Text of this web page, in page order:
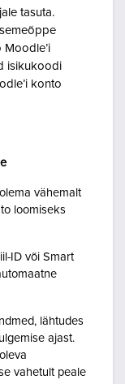
tasuta.
isikukoodi
konto
vähemalt
loomiseks
ID või Smart
lähtudes
ajast.
vahetult peale